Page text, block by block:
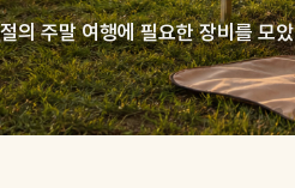
의 주말 여행에 필요한 장비를 모았